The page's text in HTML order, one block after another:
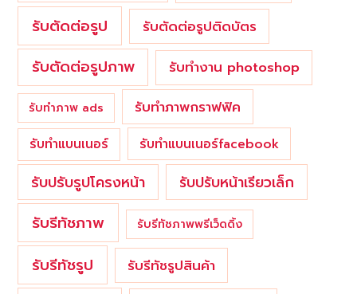
รับตัดต่อรูป
รับตัดต่อรูปติดบัตร
รับตัดต่อรูปภาพ รับทำงาน photoshop
รับทำภาพ ads รับทำภาพกราฟฟิค
รับทำแบนเนอร์ รับทำแบนเนอร์facebook
รับปรับรูปโครงหน้า รับปรับหน้าเรียวเล็ก
รับรีทัชภาพ รับรีทัชภาพพรีเว็ดดิ้ง
รับรีทัชรูป
รับรีทัชรูปสินค้า